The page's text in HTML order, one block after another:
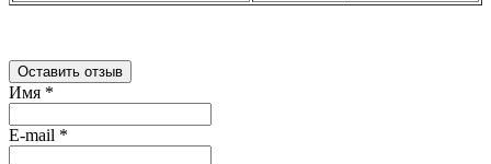
Оставить отзыв
Имя *
E-mail *